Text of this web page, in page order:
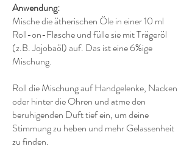
Anwendung:
Mische die ätherischen Öle in einer 10 ml
Roll-on-Flasche und fülle sie mit Trägeröl
(z.B. Jojobaöl) auf. Das ist eine 6%ige
Mischung.
Roll die Mischung auf Handgelenke, Nacken
oder hinter die Ohren und atme den
beruhigenden Duft tief ein, um deine
Stimmung zu heben und mehr Gelassenheit
zu finden.